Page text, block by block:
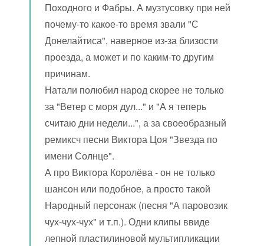
Походного и Фабры. А музтусовку при ней
почему-то какое-то время звали "С
Донелайтиса", наверное из-за близости
проезда, а может и по каким-то другим
причинам.
Натали полюбил народ скорее не только
за "Ветер с моря дул..." и "А я теперь
считаю дни недели...", а за своеобразный
ремиксч песни Виктора Цоя "Звезда по
имени Солнце".
А про Виктора Королёва - он не только
шансон или подобное, а просто такой
Народный персонаж (песня "А паровозик
чух-чух-чух" и т.п.). Одни клипы ввиде
лепной пластилиновой мультипликации